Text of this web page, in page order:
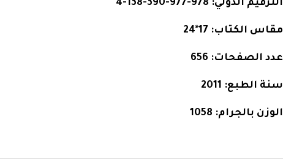
الترقيم الدولي:
مقاس الكتاب:
عدد الصفحات:
سنة الطبع:
الوزن بالجرام: